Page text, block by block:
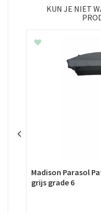
KUN JE NIET
Madison Parasol
grijs grade 6